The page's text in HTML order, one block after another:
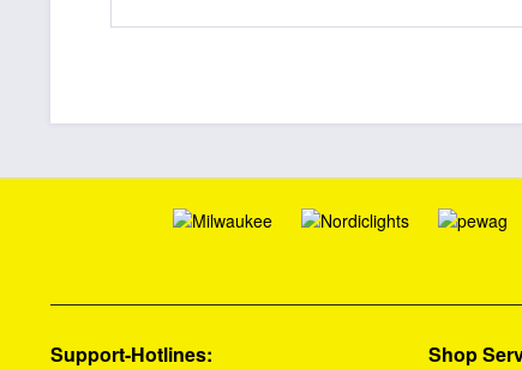
Support-Hotlines: Shop